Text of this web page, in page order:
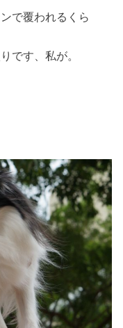
で覆われるくら
です、私が。